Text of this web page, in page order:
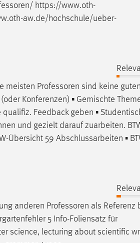
https://www.oth-
aw.de/hochschule/ueber-
meisten Professoren sind keine guten
Konferenzen) ▪ Gemischte
Feedback geben ▪
und gezielt darauf zuarbeiten.
Übersicht 59 Abschlussarbeiten ▪
anderen Professoren als Referenz
5 Info-Foliensatz für
science, lecturing about scientific